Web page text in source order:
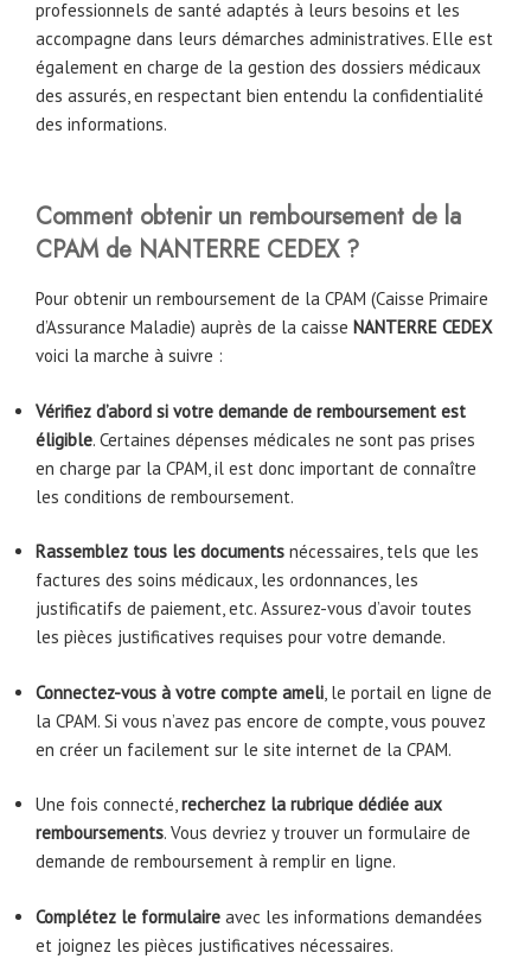
professionnels de santé adaptés à leurs besoins et les
accompagne dans leurs démarches administratives. Elle est
également en charge de la gestion des dossiers médicaux
des assurés, en respectant bien entendu la confidentialité
des informations.
Comment obtenir un remboursement de la
CPAM de NANTERRE CEDEX ?
Pour obtenir un remboursement de la CPAM (Caisse Primaire
d’Assurance Maladie) auprès de la caisse NANTERRE CEDEX
voici la marche à suivre :
Vérifiez d’abord si votre demande de remboursement est
éligible. Certaines dépenses médicales ne sont pas prises
en charge par la CPAM, il est donc important de connaître
les conditions de remboursement.
Rassemblez tous les documents nécessaires, tels que les
factures des soins médicaux, les ordonnances, les
justificatifs de paiement, etc. Assurez-vous d’avoir toutes
les pièces justificatives requises pour votre demande.
Connectez-vous à votre compte ameli, le portail en ligne de
la CPAM. Si vous n’avez pas encore de compte, vous pouvez
en créer un facilement sur le site internet de la CPAM.
Une fois connecté,recherchez la rubrique dédiée aux
remboursements. Vous devriez y trouver un formulaire de
demande de remboursement à remplir en ligne.
Complétez le formulaire avec les informations demandées
et joignez les pièces justificatives nécessaires.